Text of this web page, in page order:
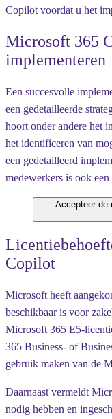
Copilot voordat u het
Microsoft 365
implementeren
Een succesvolle
een gedetailleerde
hoort onder andere het
het identificeren van
een gedetailleerd
medewerkers is ook
Accepteer de
Copilot
Microsoft heeft
beschikbaar is voor
Microsoft 365 E5-
365 Business- of
gebruik maken van de
Daarnaast vermeldt
nodig hebben en